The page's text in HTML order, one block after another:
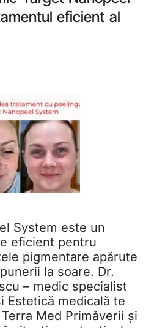
eficient al
System este un
eficient pentru
pigmentare apărute
la soare. Dr.
– medic specialist
Estetică medicală te
Med Primăverii și